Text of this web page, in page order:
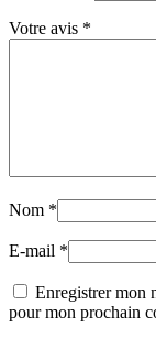
Votre avis *
Nom *
E-mail *
Enregistrer mon
pour mon prochain